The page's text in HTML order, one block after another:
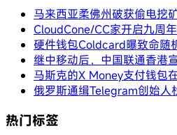
马来西亚柔佛州破获偷电挖
CloudCone/CC家开启九周
硬件钱包Coldcard曝致命随
继中移动后，中国联通香港
马斯克的X Money支付钱包
俄罗斯通缉Telegram创始人
热门标签